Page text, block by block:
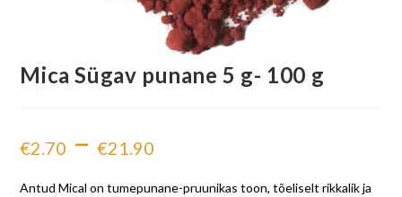
Mica Sügav punane 5 g- 100 g
€2.70 – €21.90
Antud Mical on tumepunane-pruunikas toon, tõeliselt rikkalik ja